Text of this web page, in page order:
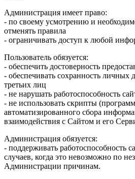
Администрация имеет право:
- по своему усмотрению и
отменять правила
- ограничивать доступ к любой
Пользователь обязуется:
- обеспечить достоверность
- обеспечивать сохранность личных
третьих лиц
- не нарушать работоспособность
- не использовать скрипты
автоматизированного сбора
взаимодействия с Сайтом и его
Администрация обязуется:
- поддерживать работоспособность
случаев, когда это невозможно по
Администрации причинам.